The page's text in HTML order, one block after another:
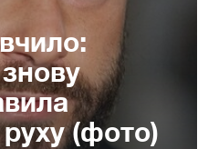
(фото)